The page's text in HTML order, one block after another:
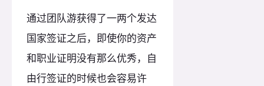
通过团队游获得了一两个发达
国家签证之后，即使你的资产
和职业证明没有那么优秀，自
由行签证的时候也会容易许